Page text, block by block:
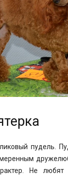
пудель.
Не любят